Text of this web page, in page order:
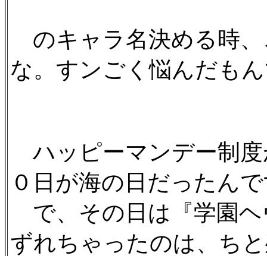
のキャラ名決める時
な。すンごく悩んだも
ハッピーマンデー制
０日が海の日だったん
で、その日は『学園ヘ
ずれちゃったのは、ち